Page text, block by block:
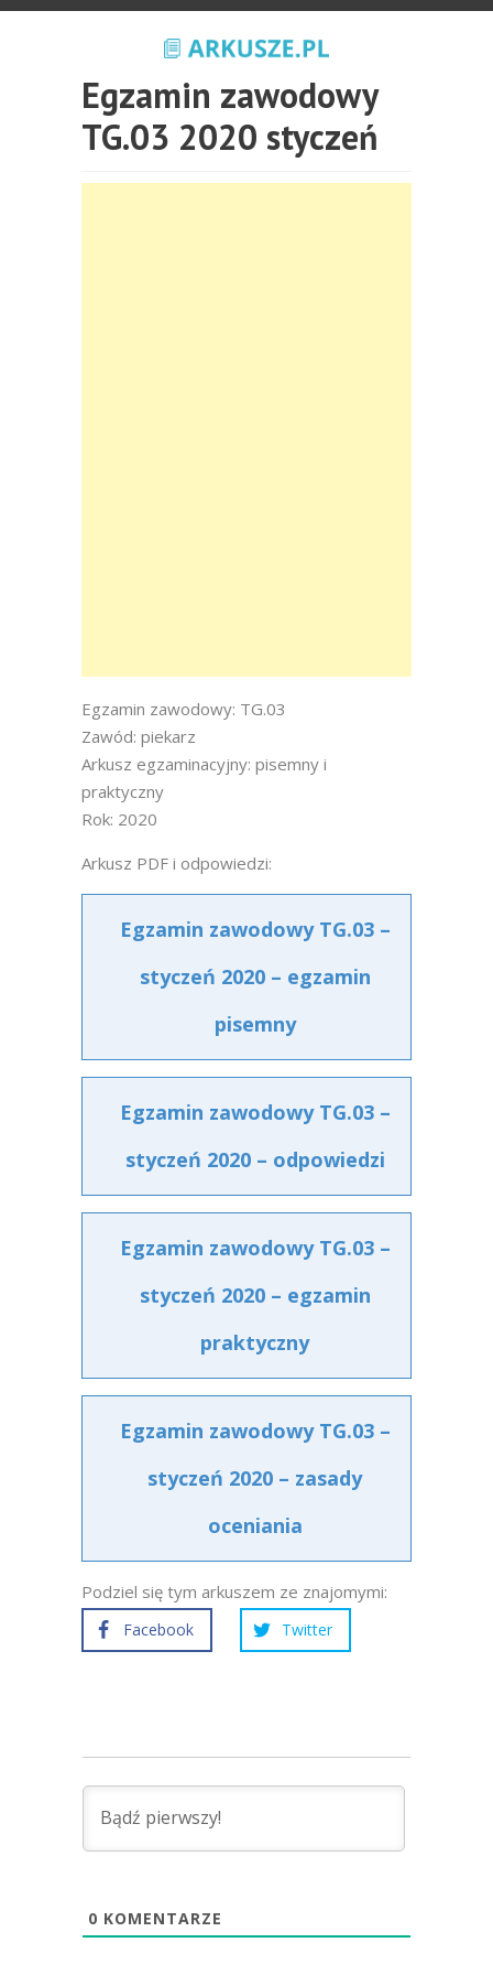
Egzamin zawodowy
TG.03 2020 styczeń
Egzamin zawodowy: TG.03
Zawód: piekarz
Arkusz egzaminacyjny: pisemny i
praktyczny
Rok: 2020
Arkusz PDF i odpowiedzi:
Egzamin zawodowy TG.03 –
styczeń 2020 – egzamin
pisemny
Egzamin zawodowy TG.03 –
styczeń 2020 – odpowiedzi
Egzamin zawodowy TG.03 –
styczeń 2020 – egzamin
praktyczny
Egzamin zawodowy TG.03 –
styczeń 2020 – zasady
oceniania
Podziel się tym arkuszem ze znajomymi:
Facebook Twitter
0 KOMENTARZE